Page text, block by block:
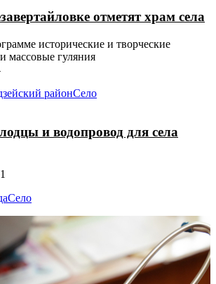
отметят храм села
исторические и творческие
массовые гуляния
районСело
и водопровод для села
Село